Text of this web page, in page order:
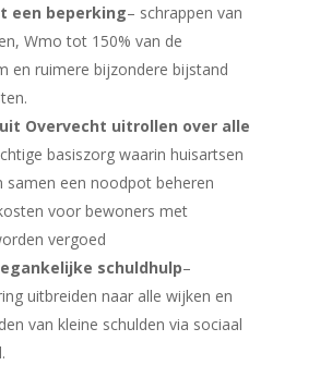
een beperking– schrappen van
Wmo tot 150% van de
en ruimere bijzondere bijstand
Overvecht uitrollen over alle
basiszorg waarin huisartsen
samen een noodpot beheren
voor bewoners met
vergoed
schuldhulp–
uitbreiden naar alle wijken en
van kleine schulden via sociaal